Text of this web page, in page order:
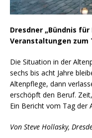
Dresdner „Bündnis
Veranstaltungen zum
Die Situation in der
sechs bis acht Jahre
Altenpflege, dann
erschöpft den Beruf.
Ein Bericht vom Tag der
Von Steve Hollasky,